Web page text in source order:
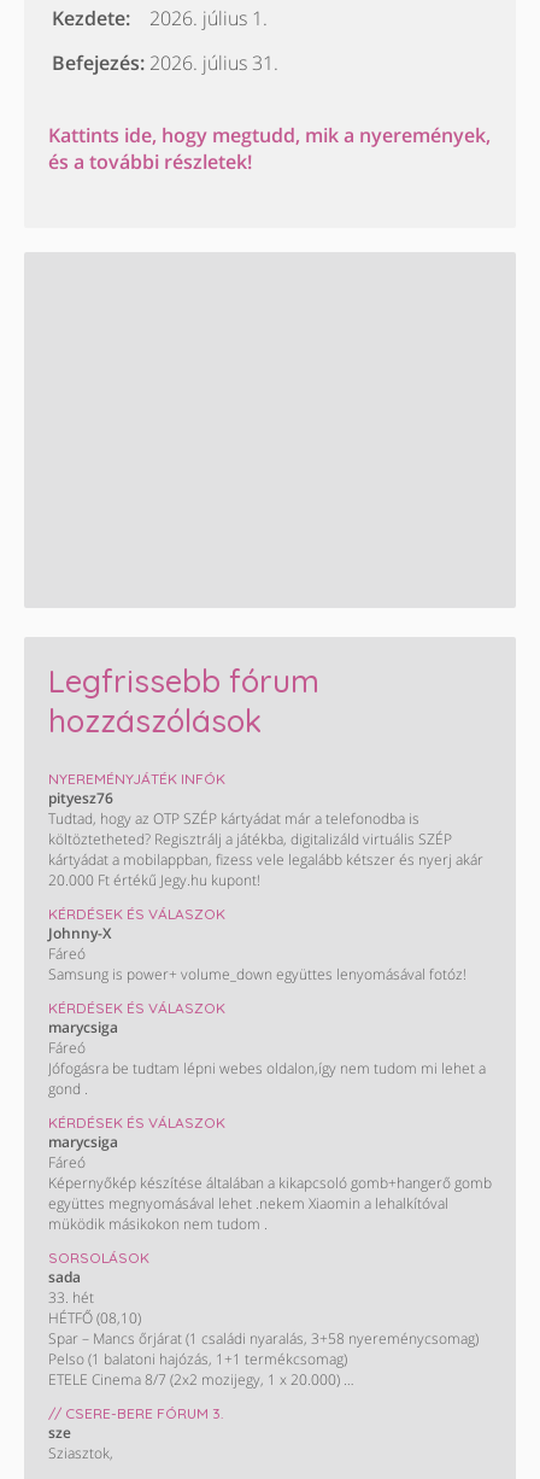
Kezdete:
2026. július 1.
Befejezés: 2026. július 31.
Kattints ide, hogy megtudd, mik a nyeremények,
és a további részletek!
Legfrissebb fórum
hozzászólások
NYEREMÉNYJÁTÉK INFÓK
pityesz76
Tudtad, hogy az OTP SZÉP kártyádat már a telefonodba is
költöztetheted? Regisztrálj a játékba, digitalizáld virtuális SZÉP
kártyádat a mobilappban, fizess vele legalább kétszer és nyerj akár
20.000 Ft értékű Jegy.hu kupont!
KÉRDÉSEK ÉS VÁLASZOK
Johnny-X
Fáreó
Samsung is power+ volume_down együttes lenyomásával fotóz!
KÉRDÉSEK ÉS VÁLASZOK
marycsiga
Fáreó
Jófogásra be tudtam lépni webes oldalon,így nem tudom mi lehet a
gond .
KÉRDÉSEK ÉS VÁLASZOK
marycsiga
Fáreó
Képernyőkép készítése általában a kikapcsoló gomb+hangerő gomb
együttes megnyomásával lehet .nekem Xiaomin a lehalkítóval
müködik másikokon nem tudom .
SORSOLÁSOK
sada
33. hét
HÉTFŐ (08,10)
Spar – Mancs őrjárat (1 családi nyaralás, 3+58 nyereménycsomag)
Pelso (1 balatoni hajózás, 1+1 termékcsomag)
ETELE Cinema 8/7 (2x2 mozijegy, 1 x 20.000)
Spar – Sprite (1 párizsi utazás)
SZERDA (08,12)
Kometa grill 13/11 (100 grillmatrac)
// CSERE-BERE FÓRUM 3.
sze
Sziasztok,